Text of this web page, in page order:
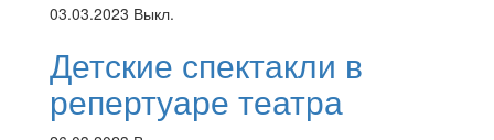
03.03.2023 Выкл.
Детские спектакли в
репертуаре театра